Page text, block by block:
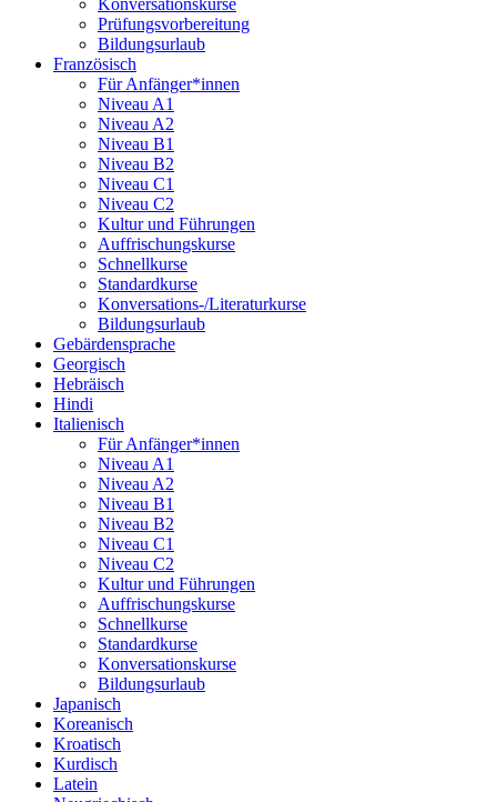
Prüfungsvorbereitung
Bildungsurlaub
Französisch
Für Anfänger*innen
Niveau A1
Niveau A2
Niveau B1
Niveau B2
Niveau C1
Niveau C2
Kultur und Führungen
Auffrischungskurse
Schnellkurse
Standardkurse
Konversations-/Literaturkurse
Bildungsurlaub
Gebärdensprache
Georgisch
Hebräisch
Hindi
Italienisch
Für Anfänger*innen
Niveau A1
Niveau A2
Niveau B1
Niveau B2
Niveau C1
Niveau C2
Kultur und Führungen
Auffrischungskurse
Schnellkurse
Standardkurse
Konversationskurse
Bildungsurlaub
Japanisch
Koreanisch
Kroatisch
Kurdisch
Latein